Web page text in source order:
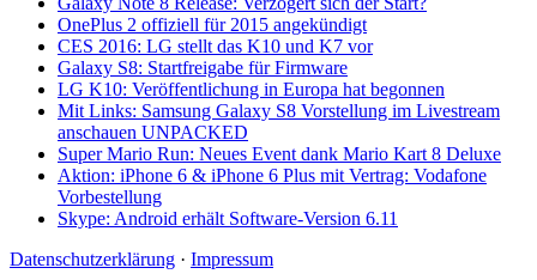
OnePlus 2 offiziell für 2015 angekündigt
CES 2016: LG stellt das K10 und K7 vor
Galaxy S8: Startfreigabe für Firmware
LG K10: Veröffentlichung in Europa hat begonnen
Mit Links: Samsung Galaxy S8 Vorstellung im Livestream
anschauen UNPACKED
Super Mario Run: Neues Event dank Mario Kart 8 Deluxe
Aktion: iPhone 6 & iPhone 6 Plus mit Vertrag: Vodafone
Vorbestellung
Skype: Android erhält Software-Version 6.11
Datenschutzerklärung · Impressum